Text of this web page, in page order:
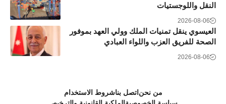
النقل واللوجستيات
2026-08-06
العيسوي ينقل تمنيات الملك وولي العهد بموفور
الصحة للفريق العزب واللواء العبادي
2026-08-06
من نحن اتصل بناشروط الاستخدام